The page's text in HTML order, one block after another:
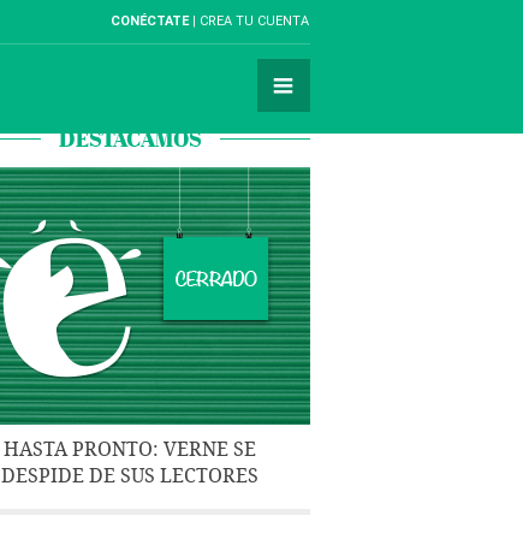
CONÉCTATE CREA TU CUENTA
DESTACAMOS
HASTA PRONTO: VERNE SE
DESPIDE DE SUS LECTORES